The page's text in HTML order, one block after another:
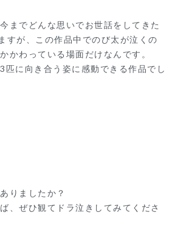
までどんな思いでお世話をしてきた
すが、この作品中でのび太が泣くの
かわっている場面だけなんです。
匹に向き合う姿に感動できる作品でし
りましたか？
、ぜひ観てドラ泣きしてみてくださ